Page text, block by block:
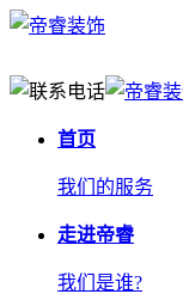
首页
我们的服务
走进帝睿
我们是谁?